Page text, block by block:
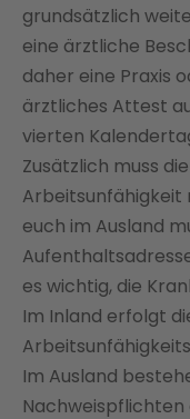
grundsätzlich
eine ärztliche
daher eine Praxis
ärztliches Attest
vierten
Zusätzlich muss
Arbeitsunfähigkeit
euch im Ausland
es wichtig, die
Im Inland erfolgt
Im Ausland